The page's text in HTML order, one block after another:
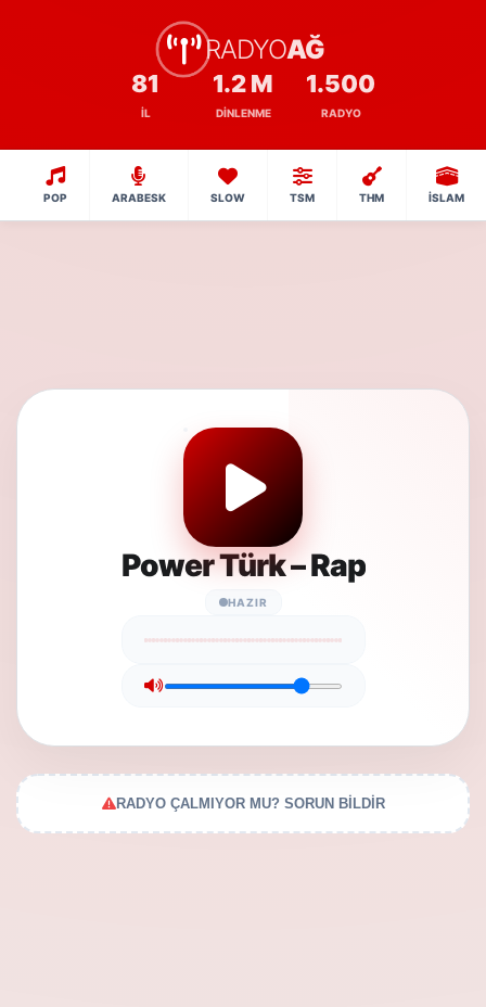
RADYOAĞ
81
İL
1.2 M
DINLENME
1.500
RADYO
POP ARABESK SLOW TSM THM İSLAM
Power Türk – Rap
HAZIR
RADYO ÇALMIYOR MU? SORUN BİLDİR